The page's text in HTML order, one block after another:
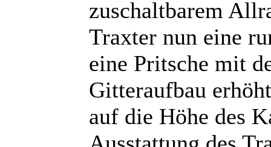
zuschaltbarem
Traxter nun eine
eine Pritsche mit
Gitteraufbau
auf die Höhe des